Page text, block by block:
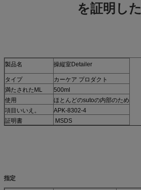
を証明した
製品名 操縦室Detailer
タイプ
カーケア プロダクト
満たされたML
500ml
使用
ほとんどのsutoの内部のため
項目いいえ。
APK-8302-4
証明書
MSDS
指定